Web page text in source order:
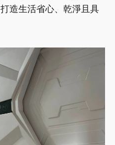
造生活省心、乾淨且具